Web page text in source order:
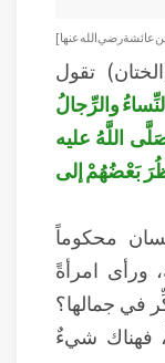
رضي الله عنها ]
تقول
والرِّجالُ
اللَّهُ عليه
بَعْضُهُمْ إلى
محكوماً
ورأى امرأةً
في جمالها؟
فهناك شيءٌ